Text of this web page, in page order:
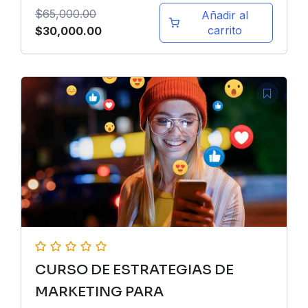
$65,000.00
El
$65,000.00.
$30,000.00El
es:
$30,000.00.
Añadir al
carrito
CURSO DE ESTRATEGIAS DE
MARKETING PARA